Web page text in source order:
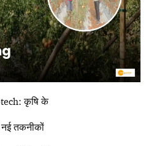
कृषि के
नई तकनीकों